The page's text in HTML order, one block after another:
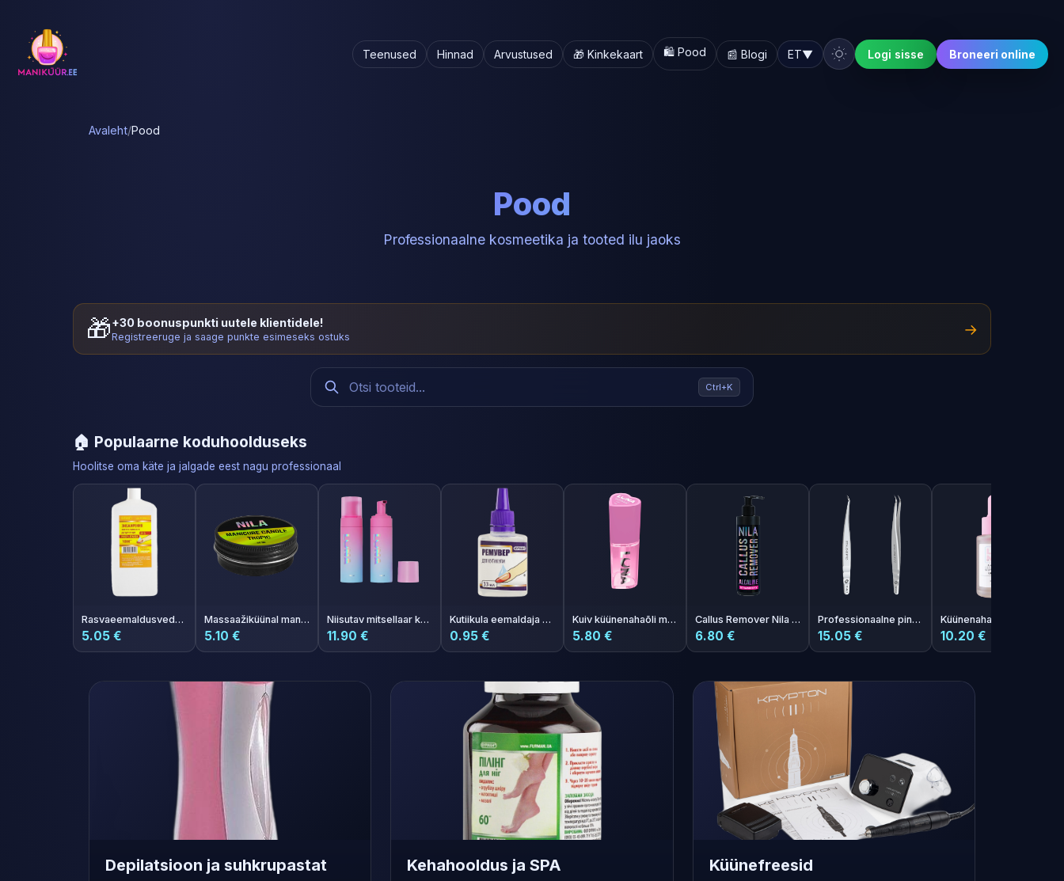
Teenused Hinnad Arvustused 🎁 Kinkekaart 🛍️ Pood 📰 Blogi ET▼ Logi sisse Broneeri online
Avaleht/Pood
Pood
Professionaalne kosmeetika ja tooted ilu jaoks
🎁+30 boonuspunkti uutele klientidele!
Registreeruge ja saage punkte esimeseks ostuks →
Ctrl+K
🏠 Populaarne koduhoolduseks
Hoolitse oma käte ja jalgade eest nagu professionaal
Rasvaeemaldusvedelik Prep&Finish Furman 1 L
5.05 €
Massaažiküünal maniküüriks Nila Tropik 30 ml
5.10 €
Niisutav mitsellaar kookose aroomiga Coconut Foam
11.90 €
Kutiikula eemaldaja Furman 33 ml
0.95 €
Kuiv küünenahaõli meloni aroomiga Photoshop Oil 5ml
5.80 €
Callus Remover Nila Strawberry 250ml
6.80 €
Professionaalne pintset EXPERT 41 TYPE 3
15.05 € 10.20 €
Depilatsioon ja suhkrupastat Kehahooldus ja SPA Küünefreesid